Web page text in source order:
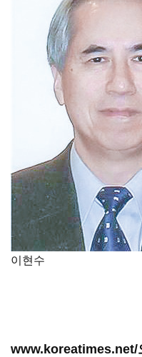
이현수
www.koreatimes.net/